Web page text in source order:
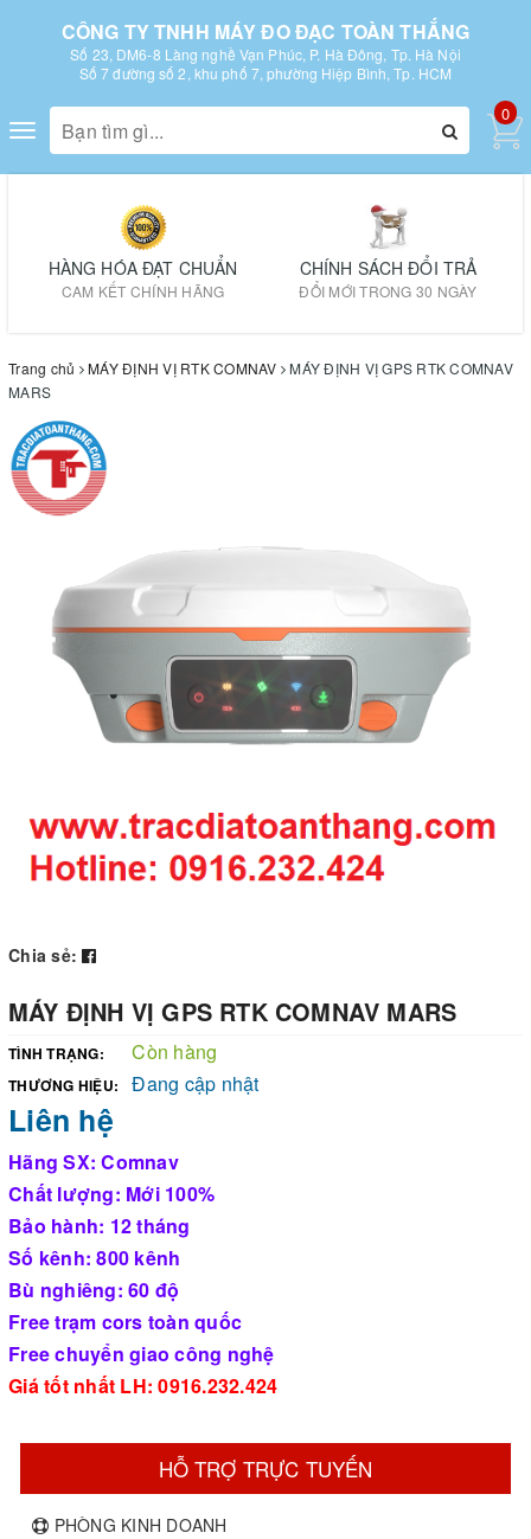
CÔNG TY TNHH MÁY ĐO ĐẠC TOÀN THẮNG
Số 23, DM6-8 Làng nghề Vạn Phúc, P. Hà Đông, Tp. Hà Nội
Số 7 đường số 2, khu phố 7, phường Hiệp Bình, Tp. HCM
Toggle
navigation
0
HÀNG HÓA ĐẠT CHUẨN
CAM KẾT CHÍNH HÃNG
CHÍNH SÁCH ĐỔI TRẢ
ĐỔI MỚI TRONG 30 NGÀY
Trang chủ MÁY ĐỊNH VỊ RTK COMNAV
MÁY ĐỊNH VỊ GPS RTK COMNAV
MARS
Chia sẻ:
MÁY ĐỊNH VỊ GPS RTK COMNAV MARS
TÌNH TRẠNG: Còn hàng
THƯƠNG HIỆU: Đang cập nhật
Liên hệ
Hãng SX: Comnav
Chất lượng: Mới 100%
Bảo hành: 12 tháng
Số kênh: 800 kênh
Bù nghiêng: 60 độ
Free trạm cors toàn quốc
Free chuyển giao công nghệ
Giá tốt nhất LH: 0916.232.424
HỖ TRỢ TRỰC TUYẾN
PHÒNG KINH DOANH